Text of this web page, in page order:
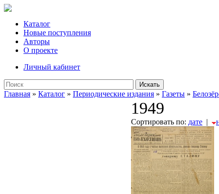
Каталог
Новые поступления
Авторы
О проекте
Личный кабинет
Искать
Главная » Каталог » Периодические издания » Газеты »
1949
Сортировать по: дате |